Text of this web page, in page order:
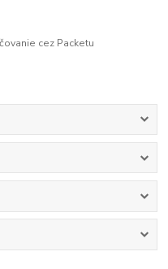
cez Packetu